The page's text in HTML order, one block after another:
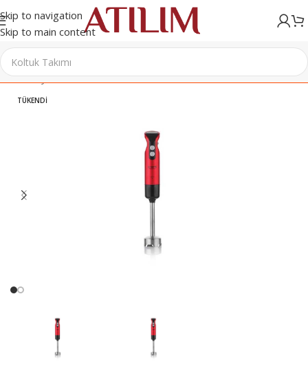
Skip to navigation
Skip to main content
Ana Sayfa/Elektrikli Ev Aletleri/Blender
TÜKENDI